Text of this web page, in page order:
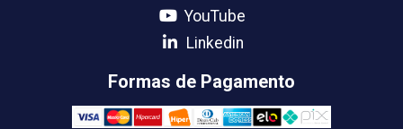
YouTube
Linkedin
Formas de Pagamento